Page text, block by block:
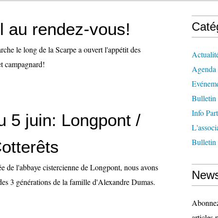
au rendez-vous!
le long de la Scarpe a ouvert l'appétit des
campagnard!
5 juin: Longpont /
de l'abbaye cistercienne de Longpont, nous avons
3 générations de la famille d'Alexandre Dumas.
Agenda
Bulletin
Info
Bulletin